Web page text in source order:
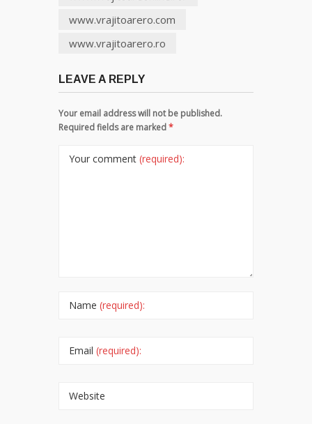
www.vrajitoarero.com
www.vrajitoarero.ro
LEAVE A REPLY
Your email address will not be published.
Required fields are marked*
Your comment (required):
Name (required):
Email (required):
Website